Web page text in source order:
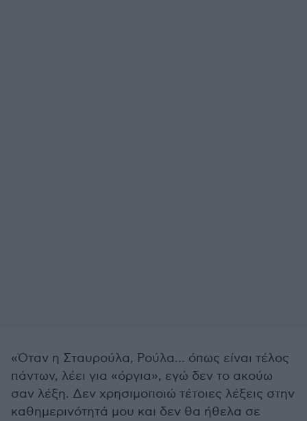
«Όταν η Σταυρούλα, Ρούλα… όπως είναι τέλος
πάντων, λέει για «όργια», εγώ δεν το ακούω
σαν λέξη. Δεν χρησιμοποιώ τέτοιες λέξεις στην
καθημερινότητά μου και δεν θα ήθελα σε